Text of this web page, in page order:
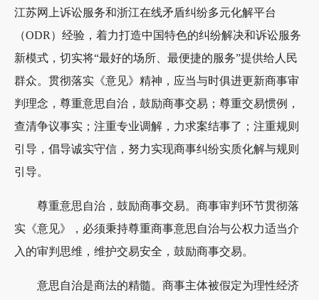
江苏网上诉讼服务和浙江在线矛盾纠纷多元化解平台
（ODR）经验，着力打造中国特色的纠纷解决和诉讼服务
新模式，切实将“最好的场所、最便捷的服务”提供给人民
群众。贯彻落实《意见》精神，应当与时俱进更新商事审
判理念，尊重意思自治，鼓励商事交易；尊重交易惯例，
查清争议事实；注重专业调解，力求案结事了；注重规则
引导，倡导诚实守信，努力实现商事纠纷实质化解与规则
引导。
尊重意思自治，鼓励商事交易。商事审判环节贯彻落
实《意见》，必须秉持尊重商事意思自治与公权力适当介
入的审判思维，维护交易安全，鼓励商事交易。
意思自治是商法的精髓。商事主体被假定为理性经济
企业风险管理
注册新加坡公司
注册美国公司
注册海外公司
注册岛国公司
涉外法律事务
海外投资律师
涉外商事律师
上海涉外律师
企业运营
商务秘书
理账审计
税务申报
香港专项人才
海外信托基金
海外资产配置
海外商标专利
跨境投资
ODI办理
尽职调查
法律意见书
诉讼仲裁
国内诉讼仲裁
关于我们
联系我们